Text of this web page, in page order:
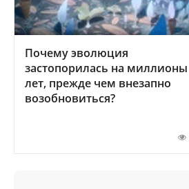
Почему эволюция
застопорилась на миллионы
лет, прежде чем внезапно
возобновиться?